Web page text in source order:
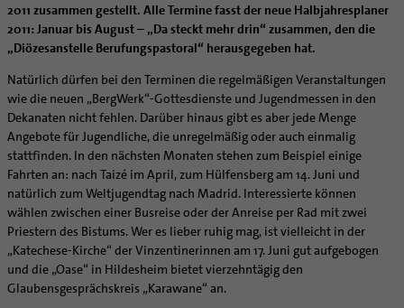
Katholisch heiraten
Hirtenwort: Ehe & Familie
Ideen für die Hochzeitsfeier
Trausprüche aus der Bibel
Hochzeits-Symbole
Lebensende
Patientenverfügung
Hospiz-Seelsorge
Spiritualität
Kontemplation
Auszeit
Geistliche Begleitung
Lebens- und Glaubensorte
Spirituelle Teambegleitung
Unterstützungsangebote für Seelsorgende
Frauen
Männer
Queersensible Seelsorge
City- und Passanten
Arbeitnehmer
Altenheim | Senioren
Menschen mit Behinderung
Muttersprachen
Hospiz
Begleitung und Vernetzung
Team
Newsletter
Weitere Infos
Berufe in der Kirche
Raum für Vielfalt
Diakone
Gemeindereferent:in
Pastorale:r Mitarbeiter:in
Pastoralreferent:in
Priester
Kirchenmusiker:in
Orden | Gemeinschaften
Frauenorden
Männerorden
Geistliche Gemeinschaften
Ritterorden
Ordo virginum
Bischöfliche Stiftung Gemeinsam für das Leben
Schulpastoral
Hochschulpastoral
Service
Stellenanzeigen
Bistumsarchiv
Projekte
Buchreihen
Gemeindeservice
Digitaler Lesesaal
Verein für Geschichte und Kunst im Bistum Hildesheim
Dombibliothek Hildesheim
Bundeskonferenz der kirchlichen Archive in Deutschland
Katholische Akademie des Bistums Hildesheim
Familienbildungsstätten
Katholische Erwachsenenbildung
Forschungsinstitut für Philosophie Hannover
Bolivienpartnerschaft
Internationale Freiwilligendienste
Aus dem Bistum in die Welt
Infobrief Weltkirche
missio-Regionalstelle
Bolivienpartnerschaft
Café Bolivia
Beratung Direktpartnerschaften
Finanzielle Förderung der Bolivienpartnerschaft
Ökologische Fonds
Politische Lobbyarbeit
Bolivienpartnerschaft Bistum Trier
Bolivienreise mit Bischof Heiner
Bolivientag 2026
Aktuelles
Rückkehrenden-Engagement (ehemalige Freiwillige)
Incoming
Taizé-Fahrt Herbst 2026
Katholische Büros
Schöpfungsgerecht 2035
Wir machen Kirche - schöpfungsgerecht
Biologische Vielfalt
Engagiert in der Gesellschaft
Fördermittel finden
Mobilität
Ökotheologie
Abenteuer Glaube
Unterstützung für Pfarreien und Einrichtungen
Prävention
Fortbildungen
Stellenangebote
Liturgie und Kirchenmusik
Lokale Kirchenentwicklung
#diegruenegemeinde
Internationale Freiwilligendienste
Netzwerk ChancenGleich
Büchereien
Materialien
Aktuelles
Altersvorsorge und Ruhestand
Arbeitshilfen
Bistumsatlas
Beruf und Familie
KODA
Direktorium
Mitarbeitervertretung
Institutionelles Schutzkonzept
Kirchlicher Anzeiger
2011 zusammen gestellt. Alle Termine fasst der neue Halbjahresplaner
2011: Januar bis August – „Da steckt mehr drin“ zusammen, den die
„Diözesanstelle Berufungspastoral“ herausgegeben hat.
Natürlich dürfen bei den Terminen die regelmäßigen Veranstaltungen
wie die neuen „BergWerk“-Gottesdienste und Jugendmessen in den
Dekanaten nicht fehlen. Darüber hinaus gibt es aber jede Menge
Angebote für Jugendliche, die unregelmäßig oder auch einmalig
stattfinden. In den nächsten Monaten stehen zum Beispiel einige
Fahrten an: nach Taizé im April, zum Hülfensberg am 14. Juni und
natürlich zum Weltjugendtag nach Madrid. Interessierte können
wählen zwischen einer Busreise oder der Anreise per Rad mit zwei
Priestern des Bistums. Wer es lieber ruhig mag, ist vielleicht in der
„Katechese-Kirche“ der Vinzentinerinnen am 17. Juni gut aufgebogen
und die „Oase“ in Hildesheim bietet vierzehntägig den
Glaubensgesprächskreis „Karawane“ an.